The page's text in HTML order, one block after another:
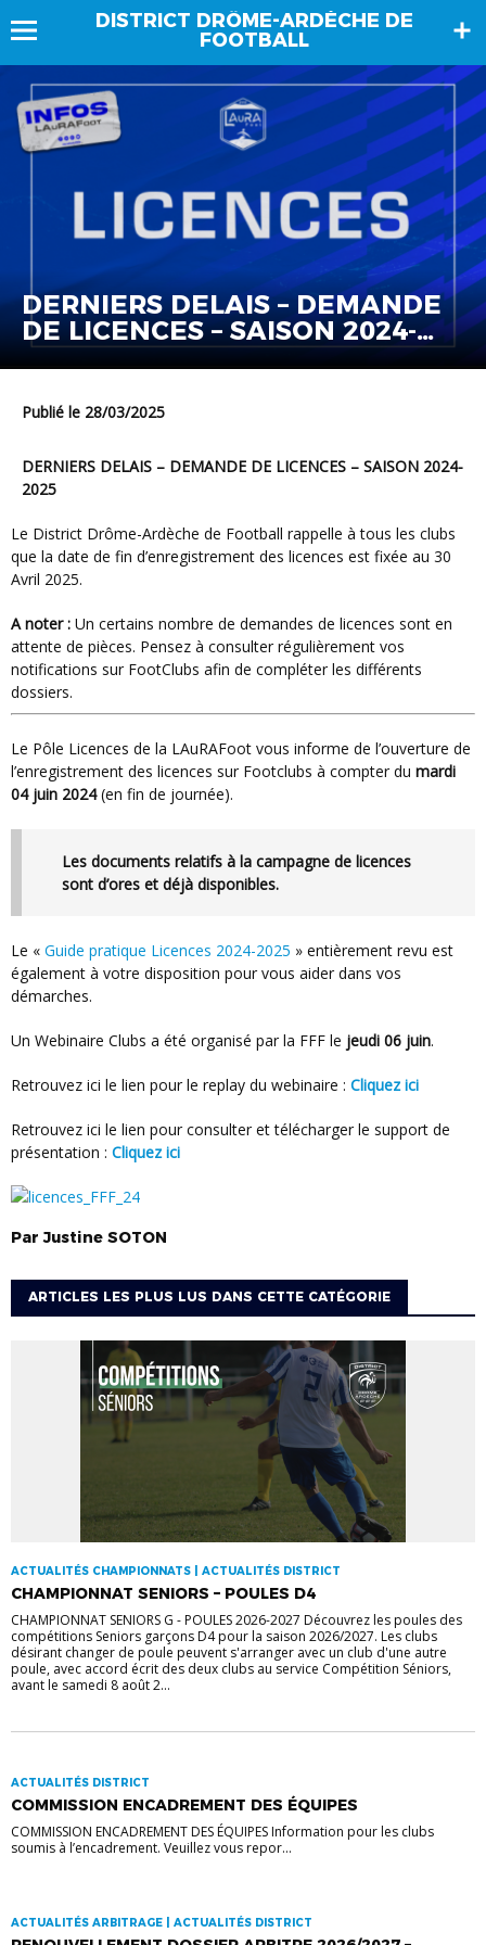
DISTRICT DRÔME-ARDÈCHE DE
FOOTBALL
DERNIERS DELAIS – DEMANDE
DE LICENCES – SAISON 2024-
2025
Publié le 28/03/2025
DERNIERS DELAIS – DEMANDE DE LICENCES – SAISON 2024-
2025
Le District Drôme-Ardèche de Football rappelle à tous les clubs
que la date de fin d’enregistrement des licences est fixée au 30
Avril 2025.
A noter : Un certains nombre de demandes de licences sont en
attente de pièces. Pensez à consulter régulièrement vos
notifications sur FootClubs afin de compléter les différents
dossiers.
Le Pôle Licences de la LAuRAFoot vous informe de l’ouverture de
l’enregistrement des licences sur Footclubs à compter du mardi
04 juin 2024(en fin de journée).
Les documents relatifs à la campagne de licences
sont d’ores et déjà disponibles.
Le « Guide pratique Licences 2024-2025 » entièrement revu est
également à votre disposition pour vous aider dans vos
démarches.
Un Webinaire Clubs a été organisé par la FFF le jeudi 06 juin.
Retrouvez ici le lien pour le replay du webinaire : Cliquez ici
Retrouvez ici le lien pour consulter et télécharger le support de
présentation : Cliquez ici
ParJustine SOTON
ARTICLES LES PLUS LUS DANS CETTE CATÉGORIE
ACTUALITÉS CHAMPIONNATS | ACTUALITÉS DISTRICT
CHAMPIONNAT SENIORS – POULES D4
CHAMPIONNAT SENIORS G - POULES 2026-2027 Découvrez les poules des
compétitions Seniors garçons D4 pour la saison 2026/2027. Les clubs
désirant changer de poule peuvent s'arranger avec un club d'une autre
poule, avec accord écrit des deux clubs au service Compétition Séniors,
avant le samedi 8 août 2...
ACTUALITÉS DISTRICT
COMMISSION ENCADREMENT DES ÉQUIPES
COMMISSION ENCADREMENT DES ÉQUIPES Information pour les clubs
soumis à l’encadrement. Veuillez vous repor...
ACTUALITÉS ARBITRAGE | ACTUALITÉS DISTRICT